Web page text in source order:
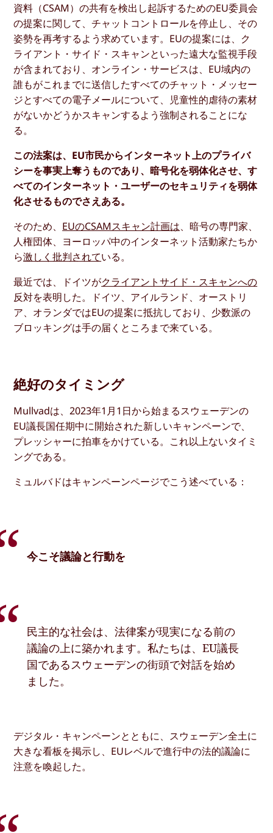
資料（CSAM）の共有を検出し起訴するためのEU委員会
の提案に関して、チャットコントロールを停止し、その
姿勢を再考するよう求めています。EUの提案には、ク
ライアント・サイド・スキャンといった遠大な監視手段
が含まれており、オンライン・サービスは、EU域内の
誰もがこれまでに送信したすべてのチャット・メッセー
ジとすべての電子メールについて、児童性的虐待の素材
がないかどうかスキャンするよう強制されることにな
る。
この法案は、EU市民からインターネット上のプライバ
シーを事実上奪うものであり、暗号化を弱体化させ、す
べてのインターネット・ユーザーのセキュリティを弱体
化させるものでさえある。
そのため、 EUのCSAMスキャン計画は、暗号の専門家、
人権団体、ヨーロッパ中のインターネット活動家たちか
ら激しく批判されている。
最近では、ドイツがクライアントサイド・スキャンへの
反対を表明した。ドイツ、アイルランド、オーストリ
ア、オランダではEUの提案に抵抗しており、少数派の
ブロッキングは手の届くところまで来ている。
絶好のタイミング
Mullvadは、2023年1月1日から始まるスウェーデンの
EU議長国任期中に開始された新しいキャンペーンで、
プレッシャーに拍車をかけている。これ以上ないタイミ
ングである。
ミュルバドはキャンペーンページでこう述べている：
今こそ議論と行動を
民主的な社会は、法律案が現実になる前の
議論の上に築かれます。私たちは、EU議長
国であるスウェーデンの街頭で対話を始め
ました。
デジタル・キャンペーンとともに、スウェーデン全土に
大きな看板を掲示し、EUレベルで進行中の法的議論に
注意を喚起した。